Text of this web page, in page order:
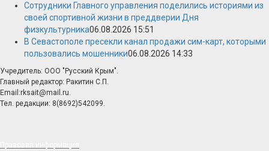
Сотрудники Главного управления поделились историями из
своей спортивной жизни в преддверии Дня
физкультурника06.08.2026 15:51
В Севастополе пресекли канал продажи сим-карт, которыми
пользовались мошенники06.08.2026 14:33
Учредитель: ООО "Русский Крым".
Главный редактор: Ракитин С.П.
Email:rksait@mail.ru.
Тел. редакции: 8(8692)542099.